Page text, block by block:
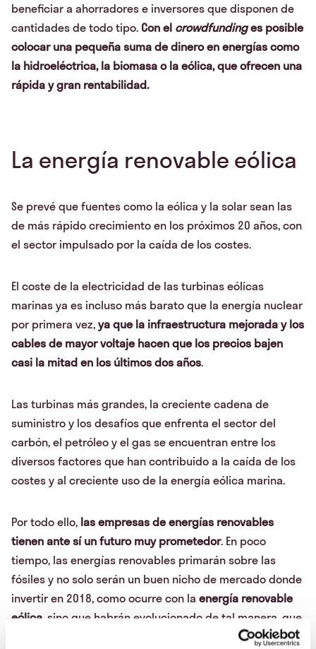
beneficiar a ahorradores e inversores que disponen de
cantidades de todo tipo. Con el crowdfundinges posible
colocar una pequeña suma de dinero en energías como
la hidroeléctrica, la biomasa o la eólica, que ofrecen una
rápida y gran rentabilidad.
La energía renovable eólica
Se prevé que fuentes como la eólica y la solar sean las
de más rápido crecimiento en los próximos 20 años, con
el sector impulsado por la caída de los costes.
El coste de la electricidad de las turbinas eólicas
marinas ya es incluso más barato que la energía nuclear
por primera vez, ya que la infraestructura mejorada y los
cables de mayor voltaje hacen que los precios bajen
casi la mitad en los últimos dos años.
Las turbinas más grandes, la creciente cadena de
suministro y los desafíos que enfrenta el sector del
carbón, el petróleo y el gas se encuentran entre los
diversos factores que han contribuido a la caída de los
costes y al creciente uso de la energía eólica marina.
Por todo ello, las empresas de energías renovables
tienen ante sí un futuro muy prometedor. En poco
tiempo, las energías renovables primarán sobre las
fósiles y no solo serán un buen nicho de mercado donde
invertir en 2018, como ocurre con la energía renovable
eólica , sino que habrán evolucionado de tal manera, que
serán las primeras fuerzas del mercado energético.